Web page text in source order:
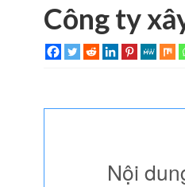
Công ty
Nội